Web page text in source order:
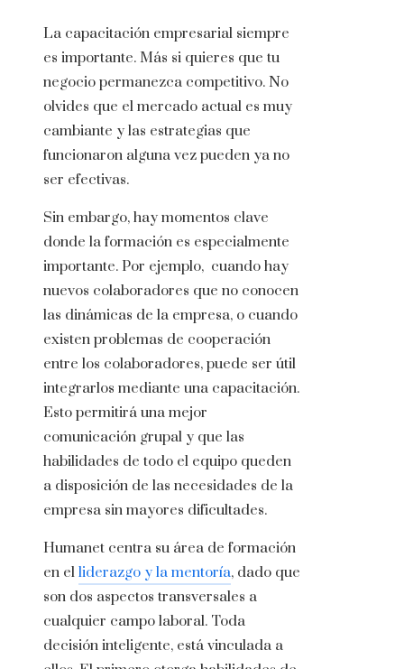
La capacitación empresarial siempre
es importante. Más si quieres que tu
negocio permanezca competitivo. No
olvides que el mercado actual es muy
cambiante y las estrategias que
funcionaron alguna vez pueden ya no
ser efectivas.
Sin embargo, hay momentos clave
donde la formación es especialmente
importante. Por ejemplo, cuando hay
nuevos colaboradores que no conocen
las dinámicas de la empresa, o cuando
existen problemas de cooperación
entre los colaboradores, puede ser útil
integrarlos mediante una capacitación.
Esto permitirá una mejor
comunicación grupal y que las
habilidades de todo el equipo queden
a disposición de las necesidades de la
empresa sin mayores dificultades.
Humanet centra su área de formación
en el liderazgo y la mentoría, dado que
son dos aspectos transversales a
cualquier campo laboral. Toda
decisión inteligente, está vinculada a